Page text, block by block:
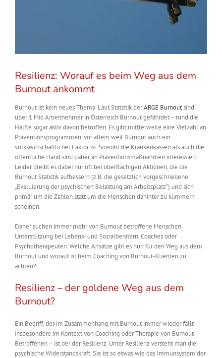
Resilienz: Worauf es beim Weg aus dem
Burnout ankommt
Burnout ist kein neues Thema. Laut Statistik derARGE Burnoutsind
über 1 Mio Arbeitnehmer in Österreich Burnout gefährdet – rund die
Hälfte sogar aktiv davon betroffen. Es gibt mittlerweile eine Vielzahl an
Präventionsprogrammen, vor allem weil Burnout auch ein
volkswirtschaftlicher Faktor ist. Sowohl die Krankenkassen als auch die
öffentliche Hand sind daher an Präventionsmaßnahmen interessiert.
Leider bleibt es dabei nur oft bei oberflächigen Aktionen, die die
Burnout Statistik aufbessern (z.B. die gesetzlich vorgeschriebene
„Evaluierung der psychischen Belastung am Arbeitsplatz“) und sich
primär um die Zahlen statt um die Menschen dahinter zu kümmern
scheinen.
Daher suchen immer mehr von Burnout betroffene Menschen
Unterstützung bei Lebens- und Sozialberatern, Coaches oder
Psychotherapeuten. Welche Ansätze gibt es nun für den Weg aus dem
Burnout und worauf ist beim Coaching von Burnout-Klienten zu
achten?
Resilienz – der goldene Weg aus dem
Burnout?
Ein Begriff, der im Zusammenhang mit Burnout immer wieder fällt –
insbesondere im Kontext von Coaching oder Therapie von Burnout-
Betroffenen – ist der der Resilienz. Unter Resilienz versteht man die
psychische Widerstandskraft. Sie ist so etwas wie das Immunsystem der